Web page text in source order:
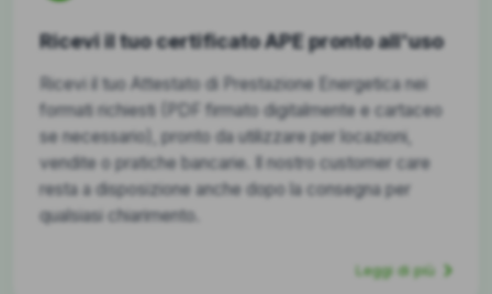
Ricevi il tuo certificato APE pronto all'uso
Ricevi il tuo Attestato di Prestazione Energetica nei
formati richiesti (PDF firmato digitalmente e cartaceo
se necessario), pronto da utilizzare per locazioni,
vendite o pratiche bancarie. Il nostro customer care
resta a disposizione anche dopo la consegna per
qualsiasi chiarimento.
Leggi di più